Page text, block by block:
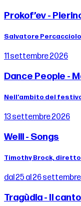
Prokof’ev -
Salvatore
11 settembre 2026
Dance People -
Nell’ambito del
13 settembre 2026
Weill - Songs
Timothy Brock,
dal 25 al 26
Tragùdia - Il